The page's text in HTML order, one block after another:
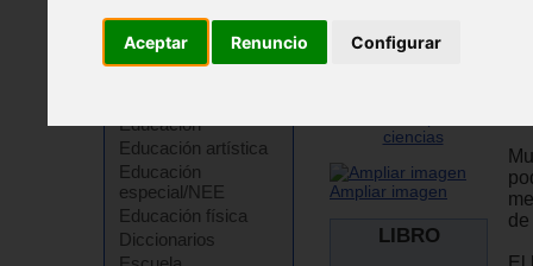
Aceptar Renuncio Configurar
Educación
Educación artística
Educación
especial/NEE
Educación física
Diccionarios
Ampliar imagen
LIBRO